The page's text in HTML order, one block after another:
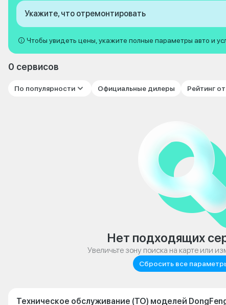
Укажите, что отремонтировать
Чтобы увидеть цены, укажите полные параметры авто и
0 сервисов
По популярности Официальные дилеры Рейтинг
Нет подходящих
Увеличьте зону поиска на карте или
Сбросить все
Техническое обслуживание (ТО) моделей